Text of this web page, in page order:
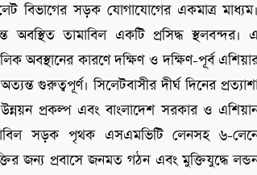
বিভাগের সড়ক যোগাযোগের একমাত্র মাধ্যম।
তামাবিল একটি প্রসিদ্ধ স্থলবন্দর। এ
অবস্থানের কারণে দক্ষিণ ও দক্ষিণ-পূর্ব
গুরুত্বপূর্ণ। সিলেটবাসীর দীর্ঘ দিনের
প্রকল্প এবং বাংলাদেশ সরকার ও
সড়ক পৃথক এসএমভিটি লেনসহ ৬-
জন্য প্রবাসে জনমত গঠন এবং মুক্তিযুদ্ধে